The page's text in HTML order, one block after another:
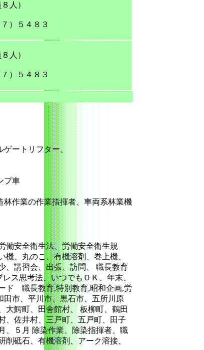
人）
）５４８３
人）
）５４８３
ゲートリフター、
プ車
作業の作業指揮者、車両系林業機
働安全衛生法、労働安全衛生規
、丸のこ、有機溶剤、巻上機、
、講習会、出張、訪問、 職長教育
ス思考法、いつでもＯＫ、年末、
ド 職長教育,特別教育,昭和企画,労
田市、平川市、黒石市、五所川原
大鰐町、田舎館村、 板柳町、鶴田
、佐井村、三戸町、五戸町、田子
、５月 除染作業、除染指揮者、職
砥石、有機溶剤、アーク溶接、